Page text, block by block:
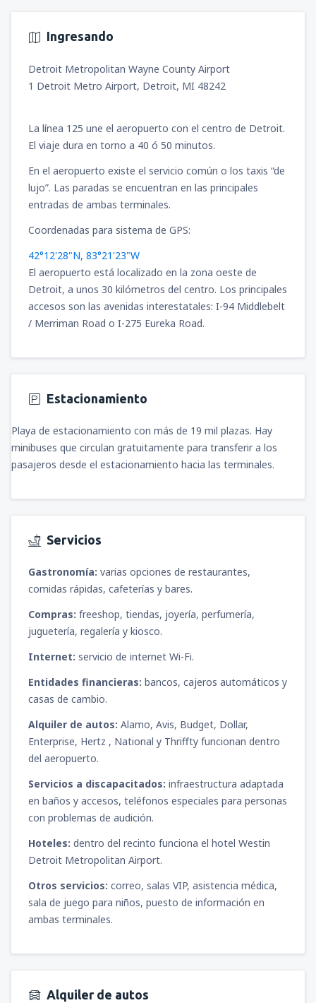
Ingresando
Detroit Metropolitan Wayne County Airport
1 Detroit Metro Airport, Detroit, MI 48242
La línea 125 une el aeropuerto con el centro de Detroit.
El viaje dura en torno a 40 ó 50 minutos.
En el aeropuerto existe el servicio común o los taxis “de
lujo”. Las paradas se encuentran en las principales
entradas de ambas terminales.
Coordenadas para sistema de GPS:
42°12'28"N, 83°21'23"W
El aeropuerto está localizado en la zona oeste de
Detroit, a unos 30 kilómetros del centro. Los principales
accesos son las avenidas interestatales: I-94 Middlebelt
/ Merriman Road o I-275 Eureka Road.
Estacionamiento
Playa de estacionamiento con más de 19 mil plazas. Hay
minibuses que circulan gratuitamente para transferir a los
pasajeros desde el estacionamiento hacia las terminales.
Servicios
Gastronomía: varias opciones de restaurantes,
comidas rápidas, cafeterías y bares.
Compras: freeshop, tiendas, joyería, perfumería,
juguetería, regalería y kiosco.
Internet: servicio de internet Wi-Fi.
Entidades financieras: bancos, cajeros automáticos y
casas de cambio.
Alquiler de autos: Alamo, Avis, Budget, Dollar,
Enterprise, Hertz , National y Thriffty funcionan dentro
del aeropuerto.
Servicios a discapacitados: infraestructura adaptada
en baños y accesos, teléfonos especiales para personas
con problemas de audición.
Hoteles: dentro del recinto funciona el hotel Westin
Detroit Metropolitan Airport.
Otros servicios: correo, salas VIP, asistencia médica,
sala de juego para niños, puesto de información en
ambas terminales.
Alquiler de autos